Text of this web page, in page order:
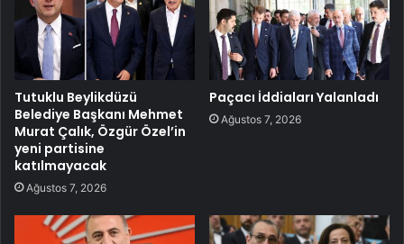
Tutuklu Beylikdüzü
Belediye Başkanı Mehmet
Murat Çalık, Özgür Özel’in
yeni partisine
katılmayacak
Ağustos 7, 2026
Paçacı İddiaları Yalanladı
Ağustos 7, 2026